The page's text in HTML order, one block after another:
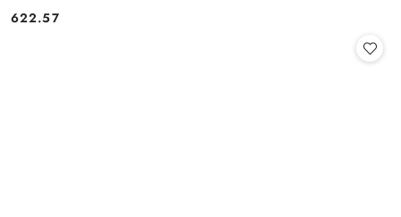
Cena:
622.57